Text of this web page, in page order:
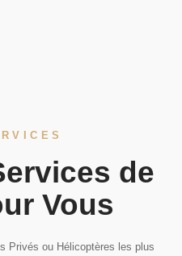
de
Vous
Privés ou Hélicoptères les plus